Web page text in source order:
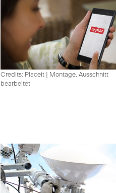
Credits: Placeit | Montage, Ausschnitt
bearbeitet